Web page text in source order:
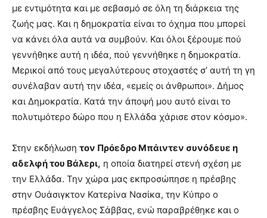
με εντιμότητα και με σεβασμό σε όλη τη διάρκεια της
ζωής μας. Και η δημοκρατία είναι το όχημα που μπορεί
να κάνει όλα αυτά να συμβούν. Και όλοι ξέρουμε πού
γεννήθηκε αυτή η ιδέα, πού γεννήθηκε η δημοκρατία.
Μερικοί από τους μεγαλύτερους στοχαστές σ’ αυτή τη γη
συνέλαβαν αυτή την ιδέα, «εμείς οι άνθρωποι». Δήμος
και Δημοκρατία. Κατά την άποψή μου αυτό είναι το
πολυτιμότερο δώρο που η Ελλάδα χάρισε στον κόσμο».
Στην εκδήλωση τον Πρόεδρο Μπάιντεν συνόδευε η
αδελφή του Βάλερι, η οποία διατηρεί στενή σχέση με
την Ελλάδα. Την χώρα μας εκπροσώπησε η πρέσβης
στην Ουάσιγκτον Κατερίνα Νασίκα, την Κύπρο ο
πρέσβης Ευάγγελος Σάββας, ενώ παραβρέθηκε και ο